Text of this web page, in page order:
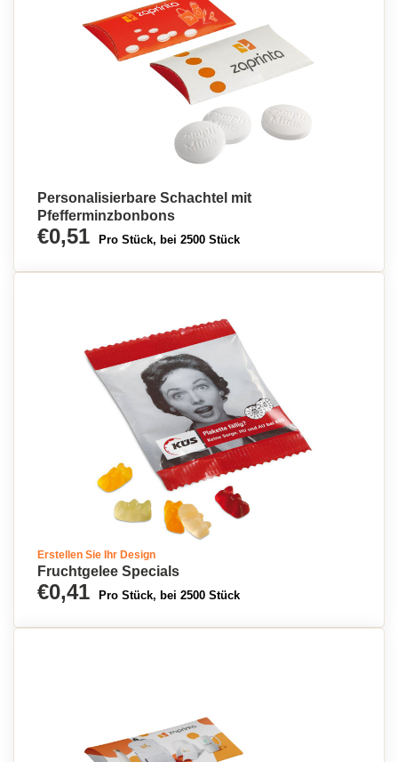
Personalisierbare Schachtel mit
Pfefferminzbonbons
€0,51 Pro Stück, bei 2500 Stück
Erstellen Sie Ihr Design
Fruchtgelee Specials
€0,41 Pro Stück, bei 2500 Stück